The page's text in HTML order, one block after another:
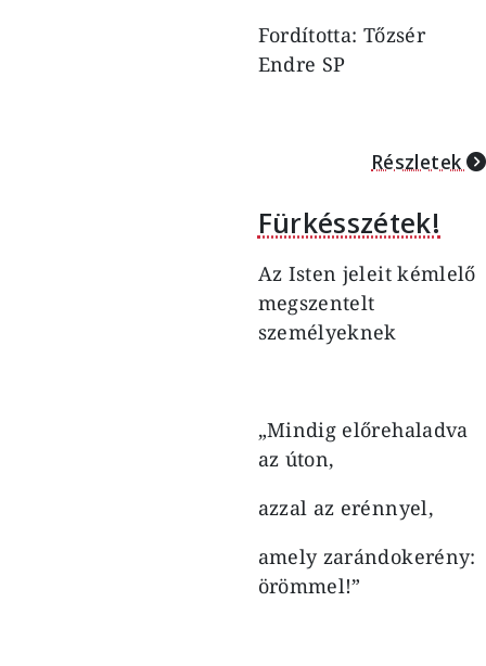
Fordította: Tőzsér
Endre SP
Részletek
Fürkésszétek!
Az Isten jeleit kémlelő
megszentelt
személyeknek
„Mindig előrehaladva
az úton,
azzal az erénnyel,
amely zarándokerény:
örömmel!”